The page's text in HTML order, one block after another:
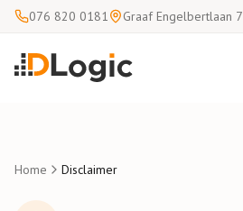
076 820 0181 Graaf Engelbertlaan
Home Disclaimer